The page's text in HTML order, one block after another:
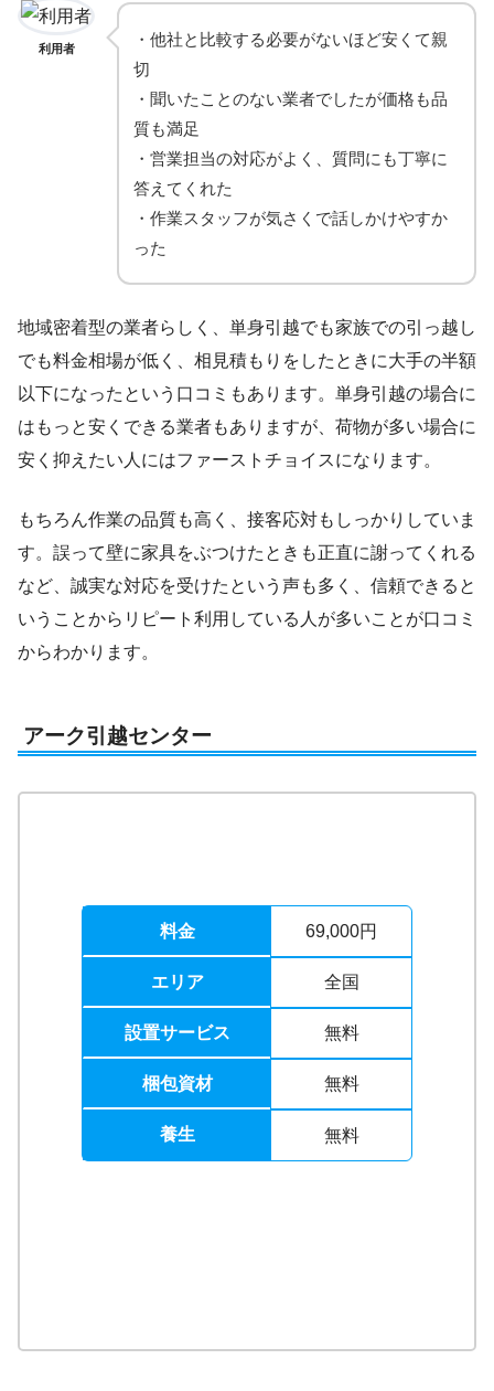
利用者
・他社と比較する必要がないほど安くて親
切
・聞いたことのない業者でしたが価格も品
質も満足
・営業担当の対応がよく、質問にも丁寧に
答えてくれた
・作業スタッフが気さくで話しかけやすか
った
地域密着型の業者らしく、単身引越でも家族での引っ越し
でも料金相場が低く、相見積もりをしたときに大手の半額
以下になったという口コミもあります。単身引越の場合に
はもっと安くできる業者もありますが、荷物が多い場合に
安く抑えたい人にはファーストチョイスになります。
もちろん作業の品質も高く、接客応対もしっかりしていま
す。誤って壁に家具をぶつけたときも正直に謝ってくれる
など、誠実な対応を受けたという声も多く、信頼できると
いうことからリピート利用している人が多いことが口コミ
からわかります。
アーク引越センター
料金 69,000円
エリア 全国
設置サービス 無料
梱包資材 無料
養生 無料